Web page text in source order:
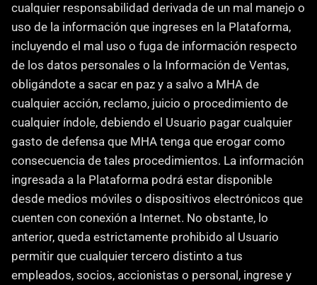
cualquier responsabilidad derivada de un mal manejo o
uso de la información que ingreses en la Plataforma,
incluyendo el mal uso o fuga de información respecto
de los datos personales o la Información de Ventas,
obligándote a sacar en paz y a salvo a MHA de
cualquier acción, reclamo, juicio o procedimiento de
cualquier índole, debiendo el Usuario pagar cualquier
gasto de defensa que MHA tenga que erogar como
consecuencia de tales procedimientos. La información
ingresada a la Plataforma podrá estar disponible
desde medios móviles o dispositivos electrónicos que
cuenten con conexión a Internet. No obstante, lo
anterior, queda estrictamente prohibido al Usuario
permitir que cualquier tercero distinto a tus
empleados, socios, accionistas o personal, ingrese y